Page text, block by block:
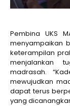
Pembina UKS
menyampaikan
keterampilan
menjalankan
madrasah.
mewujudkan
dapat terus
yang